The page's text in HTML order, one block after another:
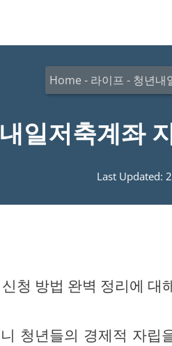
Home - 라이프 - 청년내
일저축계좌
Last Updated:
청 방법 완벽 정리에 대
청년들의 경제적 자립